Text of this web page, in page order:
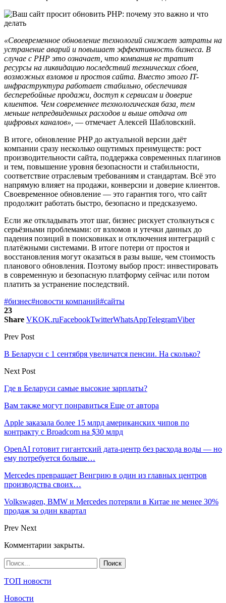
«Своевременное обновление технологий снижает затраты на
устранение аварий и повышает эффективность бизнеса. В
случае с PHP это означает, что компания не тратит
ресурсы на ликвидацию последствий технических сбоев,
возможных взломов и простоя сайта. Вместо этого IT-
инфраструктура работает стабильно, обеспечивая
бесперебойные продажи, доступ к сервисам и доверие
клиентов. Чем современнее технологическая база, тем
меньше непредвиденных расходов и выше отдача от
цифровых каналов», — отмечает Алексей Шабловский.
В итоге, обновление PHP до актуальной версии даёт
компании сразу несколько ощутимых преимуществ: рост
производительности сайта, поддержка современных плагинов
и тем, повышение уровня безопасности и стабильности,
соответствие отраслевым требованиям и стандартам. Всё это
напрямую влияет на продажи, конверсии и доверие клиентов.
Своевременное обновление — это гарантия того, что сайт
продолжит работать быстро, безопасно и предсказуемо.
Если же откладывать этот шаг, бизнес рискует столкнуться с
серьёзными проблемами: от взломов и утечки данных до
падения позиций в поисковиках и отключения интеграций с
платёжными системами. В итоге потери от простоя и
восстановления могут оказаться в разы выше, чем стоимость
планового обновления. Поэтому выбор прост: инвестировать
в современную и безопасную платформу сейчас или потом
платить за устранение последствий.
#бизнес#новости компаний#сайты
23
Share VKOK.ruFacebookTwitterWhatsAppTelegramViber
Prev Post
В Беларуси с 1 сентября увеличатся пенсии. На сколько?
Next Post
Где в Беларуси самые высокие зарплаты?
Вам также могут понравиться Еще от автора
Apple заказала более 15 млрд американских чипов по
контракту с Broadcom на $30 млрд
OpenAI готовит гигантский дата-центр без расхода воды — но
ему потребуется больше…
Mercedes превращает Венгрию в один из главных центров
производства своих…
Volkswagen, BMW и Mercedes потеряли в Китае не менее 30%
продаж за один квартал
Prev Next
Комментарии закрыты.
ТОП новости
Новости